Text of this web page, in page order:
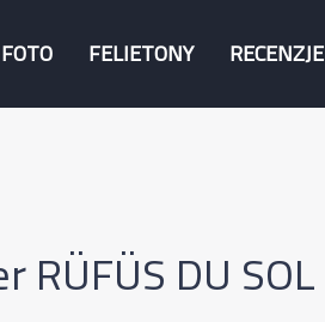
FOTO FELIETONY RECENZJE
RÜFÜS DU SOL